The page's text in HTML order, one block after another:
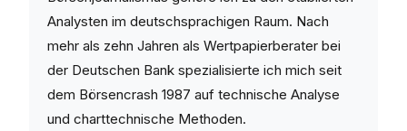
Analysten im deutschsprachigen Raum. Nach
mehr als zehn Jahren als Wertpapierberater bei
der Deutschen Bank spezialisierte ich mich seit
dem Börsencrash 1987 auf technische Analyse
und charttechnische Methoden.